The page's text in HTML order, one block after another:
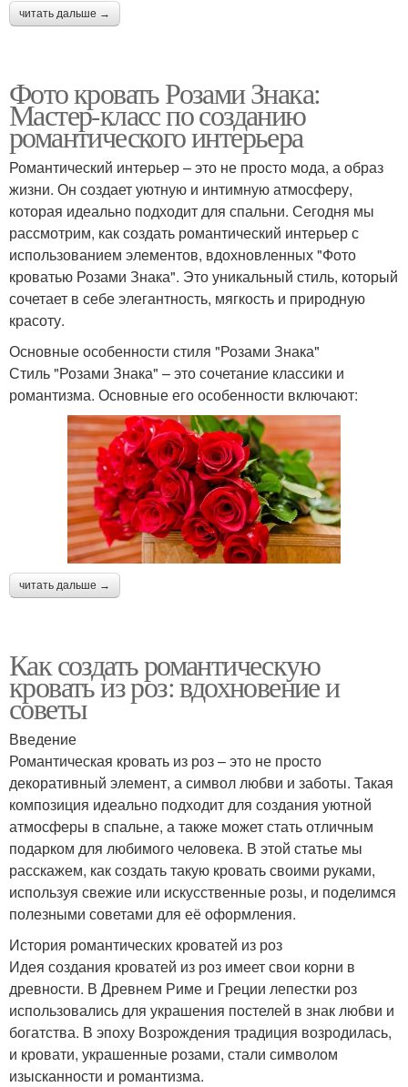
читать дальше →
Фото кровать Розами Знака:
Мастер-класс по созданию
романтического интерьера
Романтический интерьер – это не просто мода, а образ
жизни. Он создает уютную и интимную атмосферу,
которая идеально подходит для спальни. Сегодня мы
рассмотрим, как создать романтический интерьер с
использованием элементов, вдохновленных "Фото
кроватью Розами Знака". Это уникальный стиль, который
сочетает в себе элегантность, мягкость и природную
красоту.
Основные особенности стиля "Розами Знака"
Стиль "Розами Знака" – это сочетание классики и
романтизма. Основные его особенности включают:
читать дальше →
Как создать романтическую
кровать из роз: вдохновение и
советы
Введение
Романтическая кровать из роз – это не просто
декоративный элемент, а символ любви и заботы. Такая
композиция идеально подходит для создания уютной
атмосферы в спальне, а также может стать отличным
подарком для любимого человека. В этой статье мы
расскажем, как создать такую кровать своими руками,
используя свежие или искусственные розы, и поделимся
полезными советами для её оформления.
История романтических кроватей из роз
Идея создания кроватей из роз имеет свои корни в
древности. В Древнем Риме и Греции лепестки роз
использовались для украшения постелей в знак любви и
богатства. В эпоху Возрождения традиция возродилась,
и кровати, украшенные розами, стали символом
изысканности и романтизма.